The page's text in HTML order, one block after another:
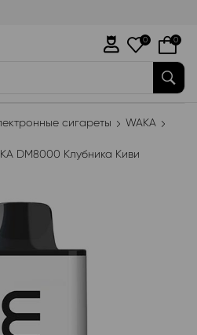
0 0
сигареты
WAKA
DM8000 Клубника Киви